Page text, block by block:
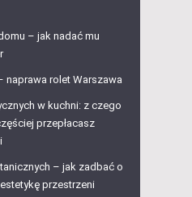
– jak nadać mu
naprawa rolet Warszawa
w kuchni: z czego
przepłacasz
– jak zadbać o
przestrzeni